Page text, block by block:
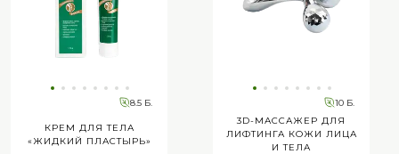
8.5 Б.
КРЕМ ДЛЯ ТЕЛА
«ЖИДКИЙ ПЛАСТЫРЬ»
10 Б.
3D-МАССАЖЕР ДЛЯ
ЛИФТИНГА КОЖИ ЛИЦА
И ТЕЛА